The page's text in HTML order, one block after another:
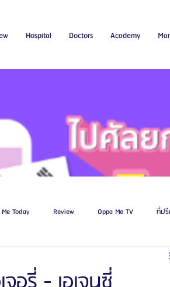
Hospital Doctors Academy
Today Review Oppa Me TV ที่ป
ศั